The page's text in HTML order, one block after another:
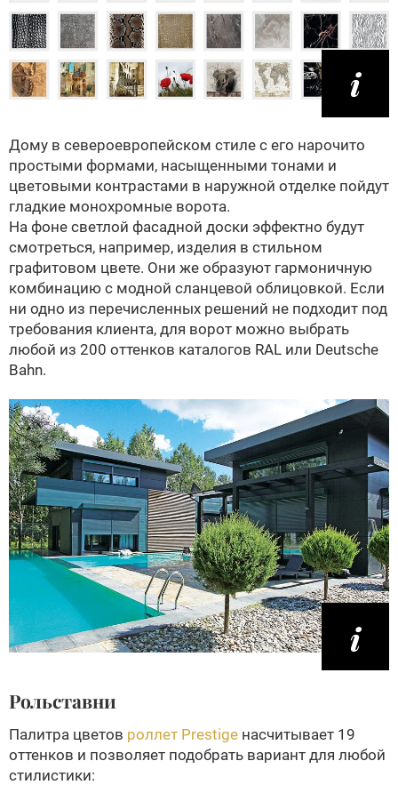
Дому в североевропейском стиле с его нарочито
простыми формами, насыщенными тонами и
цветовыми контрастами в наружной отделке пойдут
гладкие монохромные ворота.
На фоне светлой фасадной доски эффектно будут
смотреться, например, изделия в стильном
графитовом цвете. Они же образуют гармоничную
комбинацию с модной сланцевой облицовкой. Если
ни одно из перечисленных решений не подходит под
требования клиента, для ворот можно выбрать
любой из 200 оттенков каталогов RAL или Deutsche
Bahn.
Рольставни
Палитра цветов роллет Prestige насчитывает 19
оттенков и позволяет подобрать вариант для любой
стилистики: